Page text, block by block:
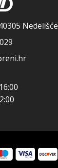
Nedelišće